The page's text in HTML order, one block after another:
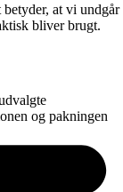
at vi undgår
bliver brugt.
og pakningen